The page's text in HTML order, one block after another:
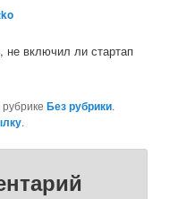
не включил ли стартап
рубрикеБез рубрики.
.